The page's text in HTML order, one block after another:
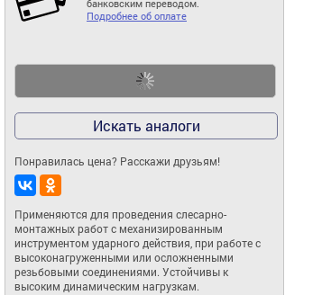
банковским переводом.
Подробнее об оплате
Искать аналоги
Понравилась цена? Расскажи друзьям!
Применяются для проведения слесарно-
монтажных работ с механизированным
инструментом ударного действия, при работе с
высоконагруженными или осложненными
резьбовыми соединениями. Устойчивы к
высоким динамическим нагрузкам.